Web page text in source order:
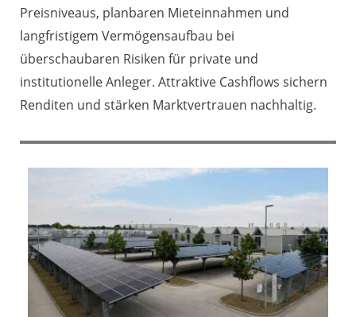
Preisniveaus, planbaren Mieteinnahmen und
langfristigem Vermögensaufbau bei
überschaubaren Risiken für private und
institutionelle Anleger. Attraktive Cashflows sichern
Renditen und stärken Marktvertrauen nachhaltig.